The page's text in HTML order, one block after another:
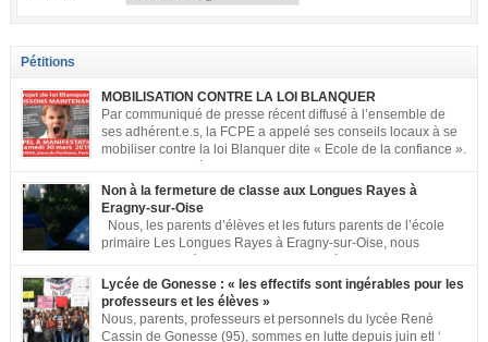
Pétitions
MOBILISATION CONTRE LA LOI BLANQUER
Par communiqué de presse récent diffusé à l’ensemble de
ses adhérent.e.s, la FCPE a appelé ses conseils locaux à se
mobiliser contre la loi Blanquer dite « Ecole de la confiance ».
met à votre disposition ce kit de mobilisation comprenant : 1 affiche
appelant […]
Non à la fermeture de classe aux Longues Rayes à
Eragny-sur-Oise
Nous, les parents d’élèves et les futurs parents de l’école
primaire Les Longues Rayes à Eragny-sur-Oise, nous
classe aux Longues Rayes ». Non à la dégradation continue des conditions
d’accueil et d’apprentissage de nos enfants à l’école primaire. Chaque
enfant a droit à […]
Lycée de Gonesse : « les effectifs sont ingérables pour les
professeurs et les élèves »
Nous, parents, professeurs et personnels du lycée René
Cassin de Gonesse (95), sommes en lutte depuis juin etl ‘